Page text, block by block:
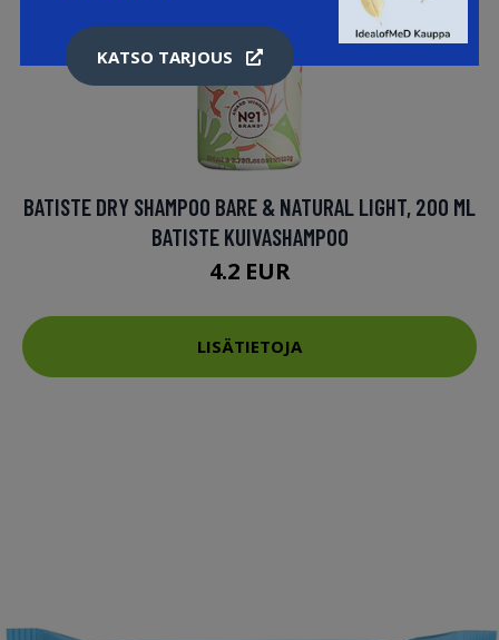
BATISTE DRY SHAMPOO BARE & NATURAL LIGHT, 200 ML
BATISTE KUIVASHAMPOO
4.2 EUR
LISÄTIETOJA
KATSO TARJOUS